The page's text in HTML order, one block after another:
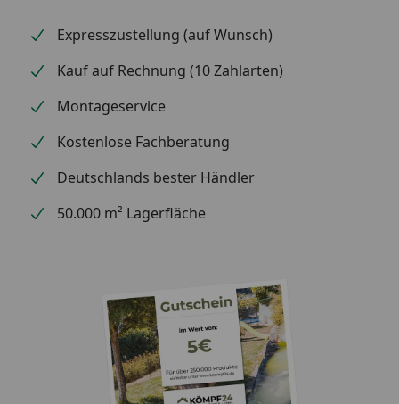
Expresszustellung (auf Wunsch)
Kauf auf Rechnung (10 Zahlarten)
Montageservice
Kostenlose Fachberatung
Deutschlands bester Händler
50.000 m² Lagerfläche